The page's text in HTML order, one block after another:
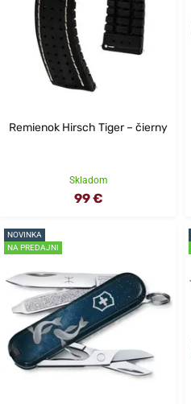
Remienok Hirsch Tiger – čierny
Skladom
99 €
NOVINKA
NA PREDAJNI